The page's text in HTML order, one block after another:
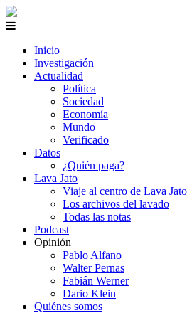
Inicio
Investigación
Actualidad
Política
Sociedad
Economía
Mundo
Verificado
Datos
¿Quién paga?
Lava Jato
Viaje al centro de Lava Jato
Los archivos del lavado
Todas las notas
Podcast
Opinión
Pablo Alfano
Walter Pernas
Fabián Werner
Dario Klein
Quiénes somos